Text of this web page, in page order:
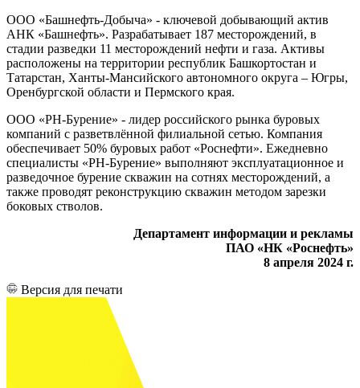
ООО «Башнефть-Добыча» - ключевой добывающий актив
АНК «Башнефть». Разрабатывает 187 месторождений, в
стадии разведки 11 месторождений нефти и газа. Активы
расположены на территории республик Башкортостан и
Татарстан, Ханты-Мансийского автономного округа – Югры,
Оренбургской области и Пермского края.
ООО «РН-Бурение» - лидер российского рынка буровых
компаний с разветвлённой филиальной сетью. Компания
обеспечивает 50% буровых работ «Роснефти». Ежедневно
специалисты «РН-Бурение» выполняют эксплуатационное и
разведочное бурение скважин на сотнях месторождений, а
также проводят реконструкцию скважин методом зарезки
боковых стволов.
Департамент информации и рекламы
ПАО «НК «Роснефть»
8 апреля 2024 г.
Версия для печати